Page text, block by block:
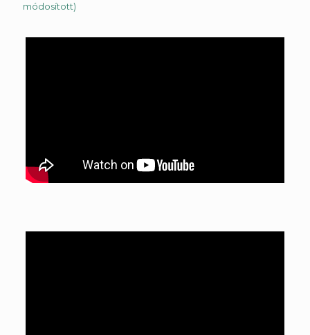
módosított)